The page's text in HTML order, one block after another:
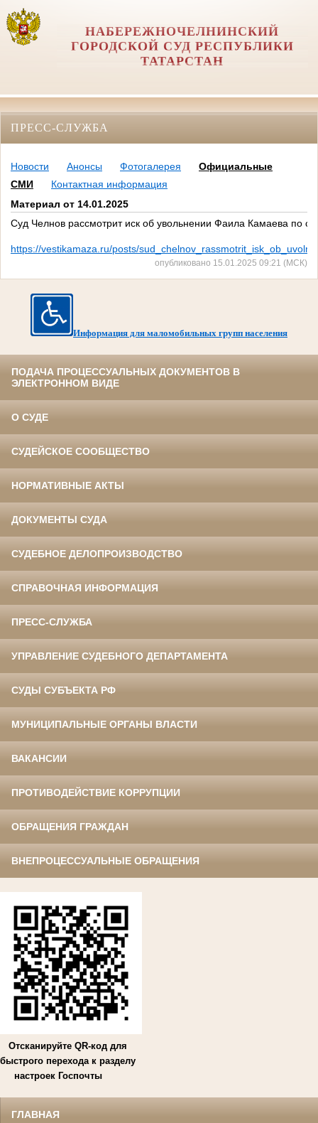
НАБЕРЕЖНОЧЕЛНИНСКИЙ
ГОРОДСКОЙ СУД РЕСПУБЛИКИ
ТАТАРСТАН
ПРЕСС-СЛУЖБА
Новости Анонсы Фотогалерея
Официальные
СМИ
Контактная информация
Материал от 14.01.2025
Суд Челнов рассмотрит иск об увольнении Фаила Камаева по
https://vestikamaza.ru/posts/
опубликовано 15.01.2025 09:21 (МСК)
Информация для маломобильных групп населения
ПОДАЧА ПРОЦЕССУАЛЬНЫХ ДОКУМЕНТОВ В
ЭЛЕКТРОННОМ ВИДЕ
О СУДЕ
СУДЕЙСКОЕ СООБЩЕСТВО
НОРМАТИВНЫЕ АКТЫ
ДОКУМЕНТЫ СУДА
СУДЕБНОЕ ДЕЛОПРОИЗВОДСТВО
СПРАВОЧНАЯ ИНФОРМАЦИЯ
ПРЕСС-СЛУЖБА
УПРАВЛЕНИЕ СУДЕБНОГО ДЕПАРТАМЕНТА
СУДЫ СУБЪЕКТА РФ
МУНИЦИПАЛЬНЫЕ ОРГАНЫ ВЛАСТИ
ВАКАНСИИ
ПРОТИВОДЕЙСТВИЕ КОРРУПЦИИ
ОБРАЩЕНИЯ ГРАЖДАН
ВНЕПРОЦЕССУАЛЬНЫЕ ОБРАЩЕНИЯ
Отсканируйте QR-код для
быстрого перехода к разделу
настроек Госпочты
ГЛАВНАЯ